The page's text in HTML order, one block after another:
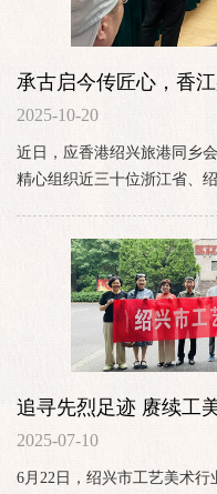
承古启今传匠心，香
工艺品香港展圆满举办
2025-10-20
近日，应香港绍兴旅港同乡
精心组织近三十位浙江省、
追寻先烈足迹 赓续工
命烈士故里开展主题党
2025-07-10
6月22日，绍兴市工艺美术